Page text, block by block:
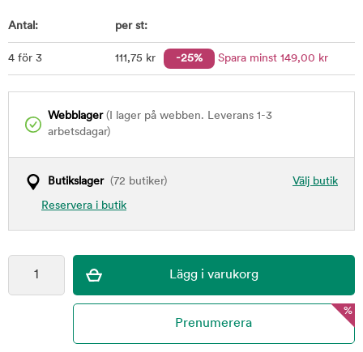
Antal: per st:
4 för 3 111,75 kr -25% Spara minst 149,00 kr
Webblager(I lager på webben. Leverans 1-3
arbetsdagar)
Välj butik
Butikslager(72 butiker)
Reservera i butik
%